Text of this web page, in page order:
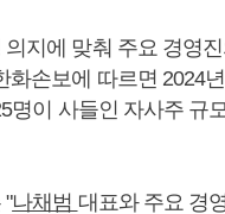
지에 맞춰 주요 경영
화손보에 따르면 2024
명이 사들인 자사주 규
"나채범 대표와 주요 경